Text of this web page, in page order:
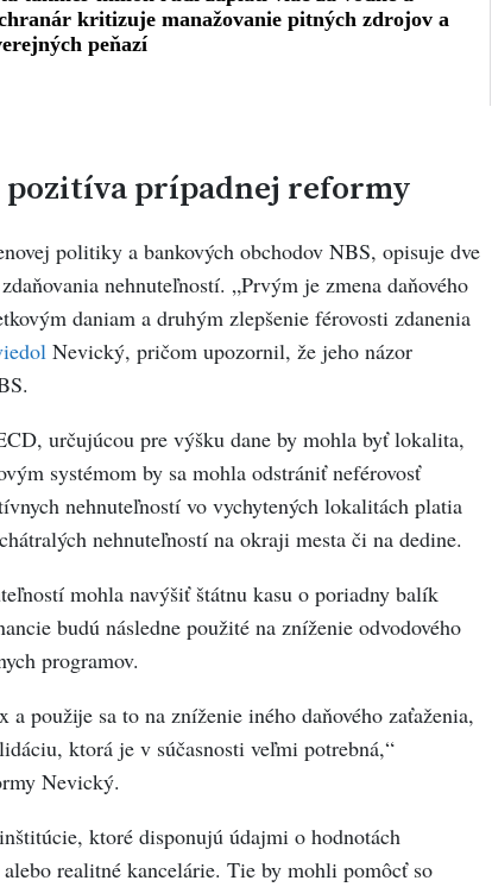
prípadnej reformy
politiky a bankových obchodov NBS, opisuje dve
nehnuteľností. „Prvým je zmena daňového
daniam a druhým zlepšenie férovosti zdanenia
Nevický, pričom upozornil, že jeho názor
určujúcou pre výšku dane by mohla byť lokalita,
systémom by sa mohla odstrániť neférovosť
nehnuteľností vo vychytených lokalitách platia
nehnuteľností na okraji mesta či na dedine.
mohla navýšiť štátnu kasu o poriadny balík
budú následne použité na zníženie odvodového
programov.
použije sa to na zníženie iného daňového zaťaženia,
ktorá je v súčasnosti veľmi potrebná,“
Nevický.
ktoré disponujú údajmi o hodnotách
realitné kancelárie. Tie by mohli pomôcť so